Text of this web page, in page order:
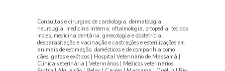
Consultas e cirurgias de cardiologia, dermatologia,
neurologia, medicina interna, oftalmologia, ortopedia, tecidos
moles, medicina dentária, ginecologia e obstetrícia,
desparasitação e vacinação e castrações e esterilizações em
animais de estimação, domésticos e de companhia como
cães, gatos e exóticos | Hospital Veterinário de Massamá |
Clínica veterinária | Veterinários | Médicos veterinários